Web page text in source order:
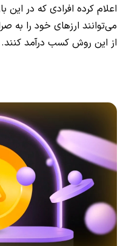
اعلام کرده افرادی که در
می‌توانند ارزهای خود را به
از این روش کسب درآمد کنند.